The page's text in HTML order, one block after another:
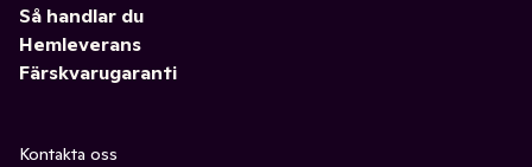
Så handlar du
Hemleverans
Färskvarugaranti
Kontakta oss